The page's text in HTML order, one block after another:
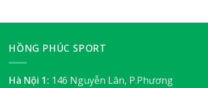
HỒNG PHÚC SPORT
Hà Nội 1: 146 Nguyễn Lân, P.Phương